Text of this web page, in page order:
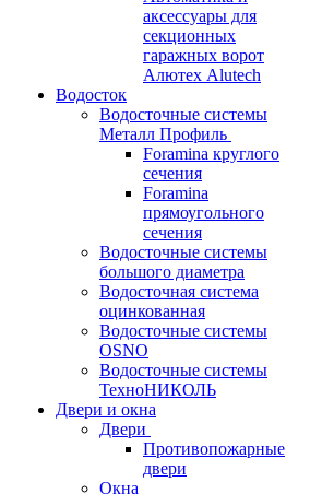
аксессуары для
секционных
гаражных ворот
Алютех Alutech
Водосток
Водосточные системы
Металл Профиль
Foramina круглого
сечения
Foramina
прямоугольного
сечения
Водосточные системы
большого диаметра
Водосточная система
оцинкованная
Водосточные системы
OSNO
Водосточные системы
ТехноНИКОЛЬ
Двери и окна
Двери
Противопожарные
двери
Окна